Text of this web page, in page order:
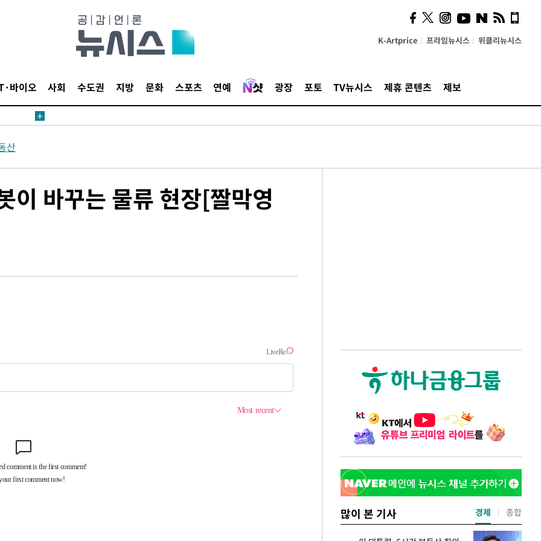
K-Artprice 프라임뉴시스 위클리뉴시스
바이오 사회 수도권 지방 문화 스포츠 연예 광장 포토 TV뉴시스 제휴 콘텐츠 제보
산
바꾸는 물류 현장[짤막영
많이 본 기사 경제 종합